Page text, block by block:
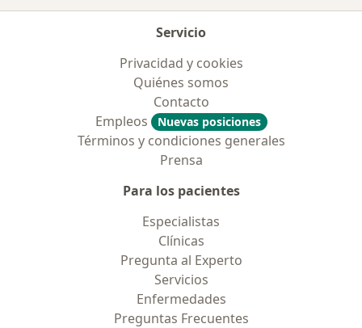
Servicio
Privacidad y cookies
Quiénes somos
Contacto
Empleos
Nuevas posiciones
Términos y condiciones generales
Prensa
Para los pacientes
Especialistas
Clínicas
Pregunta al Experto
Servicios
Enfermedades
Preguntas Frecuentes